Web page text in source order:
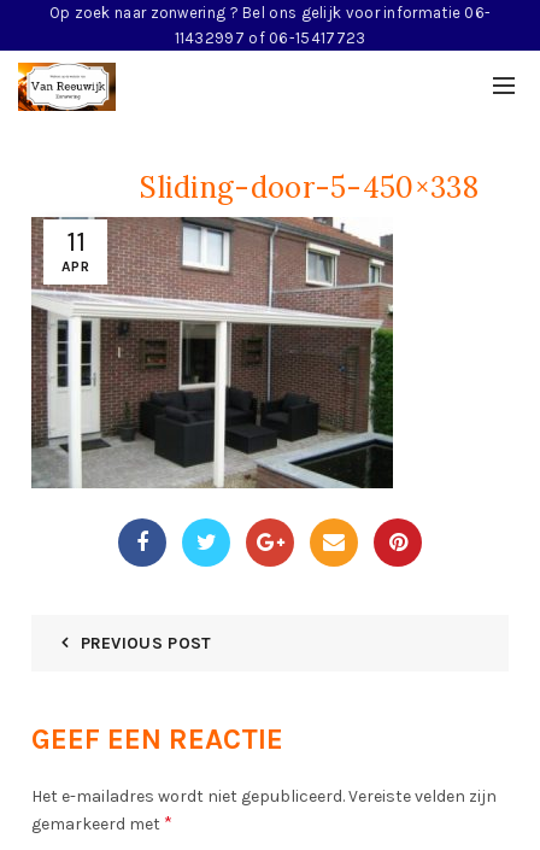
Op zoek naar zonwering ? Bel ons gelijk voor informatie 06-
11432997 of 06-15417723
11
APR
Sliding-door-5-450×338
PREVIOUS POST
GEEF EEN REACTIE
Het e-mailadres wordt niet gepubliceerd.Vereiste velden zijn
gemarkeerd met *